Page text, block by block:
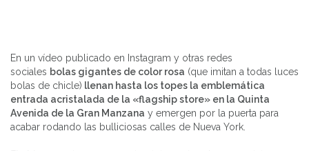
En un vídeo publicado en Instagram y otras redes
sociales bolas gigantes de color rosa (que imitan a todas luces
bolas de chicle) llenan hasta los topes la emblemática
entrada acristalada de la «flagship store» en la Quinta
Avenida de la Gran Manzana y emergen por la puerta para
acabar rodando las bulliciosas calles de Nueva York.